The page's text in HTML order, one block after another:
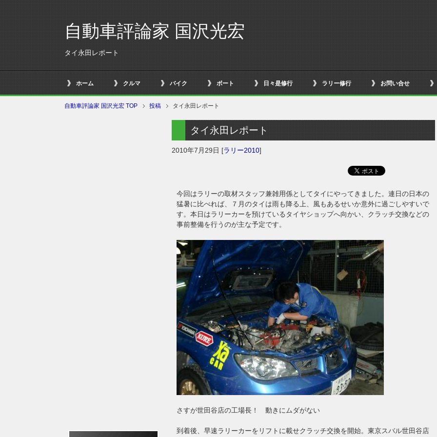
自動車評論家 国沢光宏
タイ永田レポート
ホーム クルマ バイク ボート 日々是修行 ラリー修行 お問い合せ
自動車評論家 国沢光宏 TOP 投稿 タイ永田レポート
タイ永田レポート
2010年7月29日 [ラリー2010]
今回はラリーの取材スタッフ兼雑用係としてタイにやってきました。連日の日本の
猛暑に比べれば、７月のタイは雨も降る上、風もあるせいか意外に過ごしやすいで
す。本日はラリーカーを預けているタイヤショップへ向かい、クラッチ交換などの
事前整備を行うのが主な予定です。
さすが世田谷店の工場長！ 動きにムダがない
到着後、早速ラリーカーをリフトに載せクラッチ交換を開始。東京スバル世田谷店